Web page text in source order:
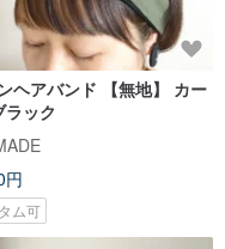
ヘアバンド 【無地】 カー
ラック
円
ム可